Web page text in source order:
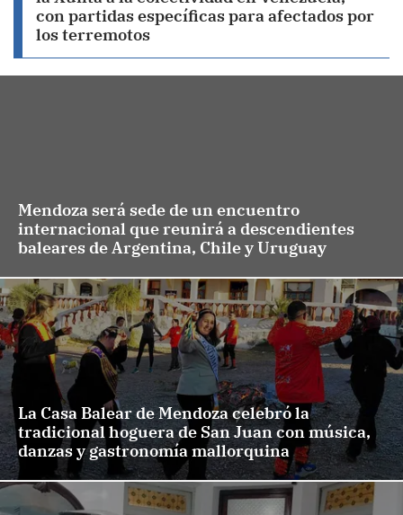
con partidas específicas para afectados por
los terremotos
Mendoza será sede de un encuentro
internacional que reunirá a descendientes
baleares de Argentina, Chile y Uruguay
La Casa Balear de Mendoza celebró la
tradicional hoguera de San Juan con música,
danzas y gastronomía mallorquina